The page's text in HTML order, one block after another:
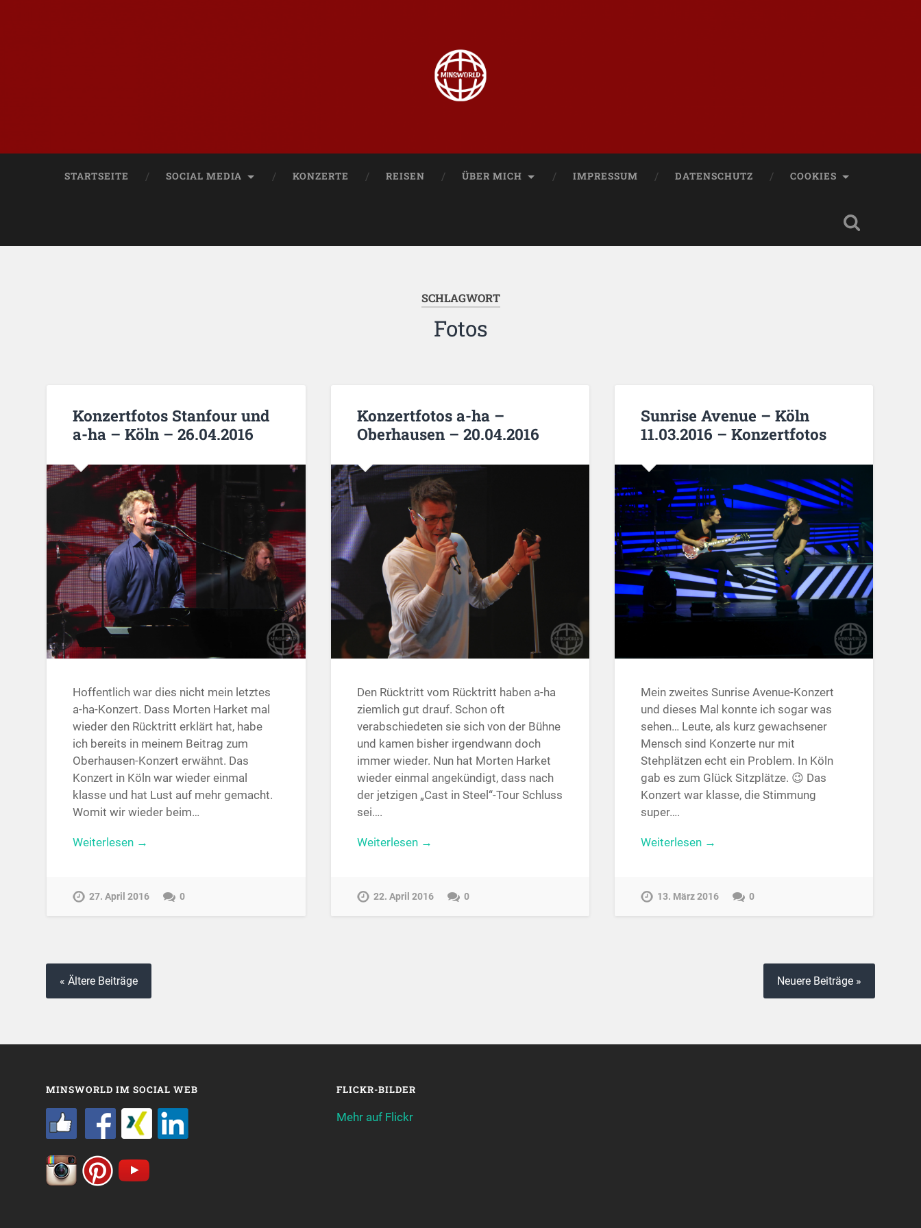
STARTSEITE SOCIAL MEDIA KONZERTE REISEN ÜBER MICH IMPRESSUM DATENSCHUTZ COOKIES
SCHLAGWORT
Fotos
Konzertfotos Stanfour und
a-ha – Köln – 26.04.2016
Hoffentlich war dies nicht mein letztes
a-ha-Konzert. Dass Morten Harket mal
wieder den Rücktritt erklärt hat, habe
ich bereits in meinem Beitrag zum
Oberhausen-Konzert erwähnt. Das
Konzert in Köln war wieder einmal
klasse und hat Lust auf mehr gemacht.
Womit wir wieder beim…
Weiterlesen →
27. April 2016 0
Konzertfotos a-ha –
Oberhausen – 20.04.2016
Den Rücktritt vom Rücktritt haben a-ha
ziemlich gut drauf. Schon oft
verabschiedeten sie sich von der Bühne
und kamen bisher irgendwann doch
immer wieder. Nun hat Morten Harket
wieder einmal angekündigt, dass nach
der jetzigen „Cast in Steel“-Tour Schluss
sei….
Weiterlesen →
22. April 2016 0
Sunrise Avenue – Köln
11.03.2016 – Konzertfotos
Mein zweites Sunrise Avenue-Konzert
und dieses Mal konnte ich sogar was
sehen… Leute, als kurz gewachsener
Mensch sind Konzerte nur mit
Stehplätzen echt ein Problem. In Köln
gab es zum Glück Sitzplätze. 😉 Das
Konzert war klasse, die Stimmung
super….
Weiterlesen →
13. März 2016 0
« Ältere Beiträge Neuere Beiträge »
MINSWORLD IM SOCIAL WEB FLICKR-BILDER
Mehr auf Flickr